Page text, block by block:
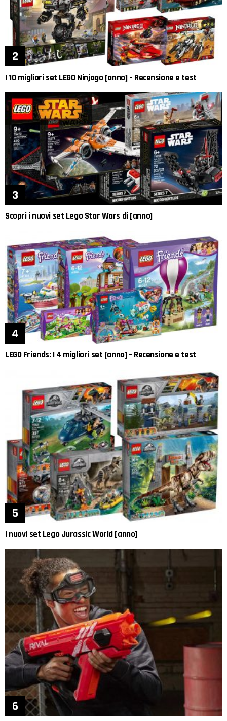
I 10 migliori set LEGO Ninjago [anno] – Recensione e test
Scopri i nuovi set Lego Star Wars di [anno]
LEGO Friends: I 4 migliori set [anno] – Recensione e test
I nuovi set Lego Jurassic World [anno]